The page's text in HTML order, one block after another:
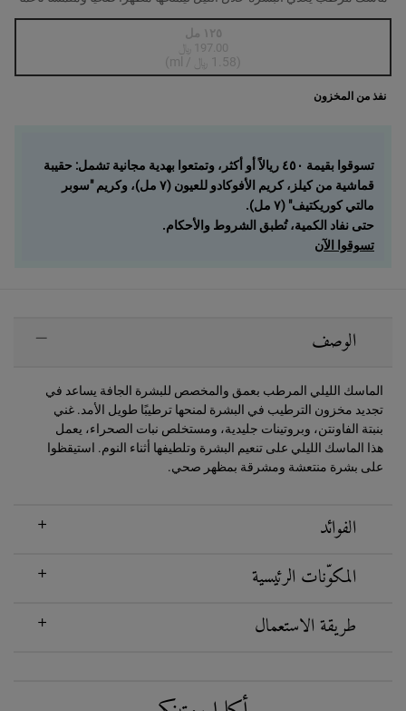
Selected
أنواع المنتج غير متوفرة في المخزون، {0}
١٢٥ مل
197.00 ﷼
(1.58 ﷼ / ml)
, 1 of 1
نفذ من المخزون
تسوقوا بقيمة ٤٥٠ ريالاً أو أكثر، وتمتعوا بهدية مجانية تشمل: حقيبة
قماشية من كيلز، كريم الأفوكادو للعيون (٧ مل)، وكريم "سوبر
مالتي كوريكتيف" (٧ مل).
حتى نفاد الكمية، تُطبق الشروط والأحكام.
تسوقوا الآن
الوصف
الماسك الليلي المرطب بعمق والمخصص للبشرة الجافة يساعد في
تجديد مخزون الترطيب في البشرة لمنحها ترطيبًا طويل الأمد. غني
بنبتة الفاونتن، وبروتينات جليدية، ومستخلص نبات الصحراء، يعمل
هذا الماسك الليلي على تنعيم البشرة وتلطيفها أثناء النوم. استيقظوا
على بشرة منتعشة ومشرقة بمظهر صحي.
الفوائد
المكوّنات الرئيسية
طريقة الاستعمال